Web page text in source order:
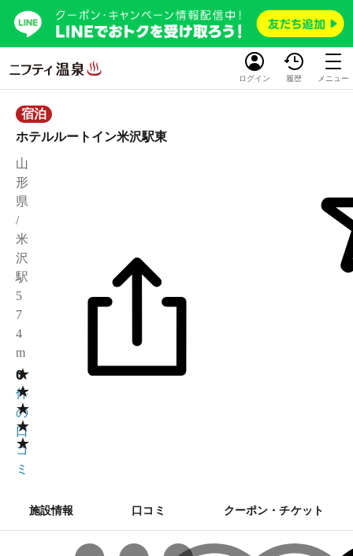
ログイン 履歴 メニュー
宿泊
ホテルルートイン米沢駅東
山
形
県
/
米
沢
駅
5
7
4
m
★
★
★
★
★
0
0
件
の
口
コ
ミ
施設情報 口コミ クーポン・チケット